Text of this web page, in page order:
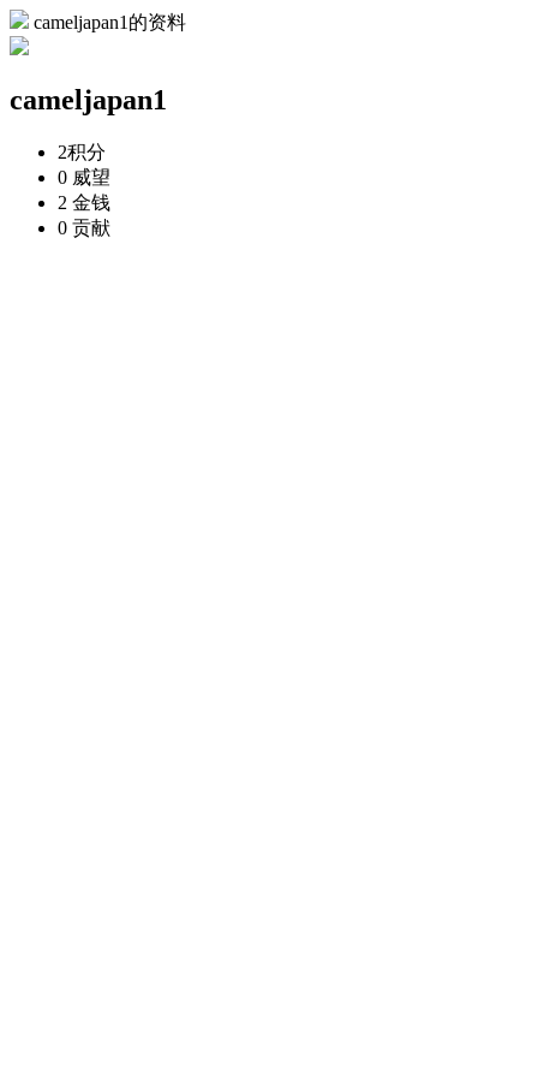
cameljapan1的资料
cameljapan1
2积分
0 威望
2 金钱
0 贡献